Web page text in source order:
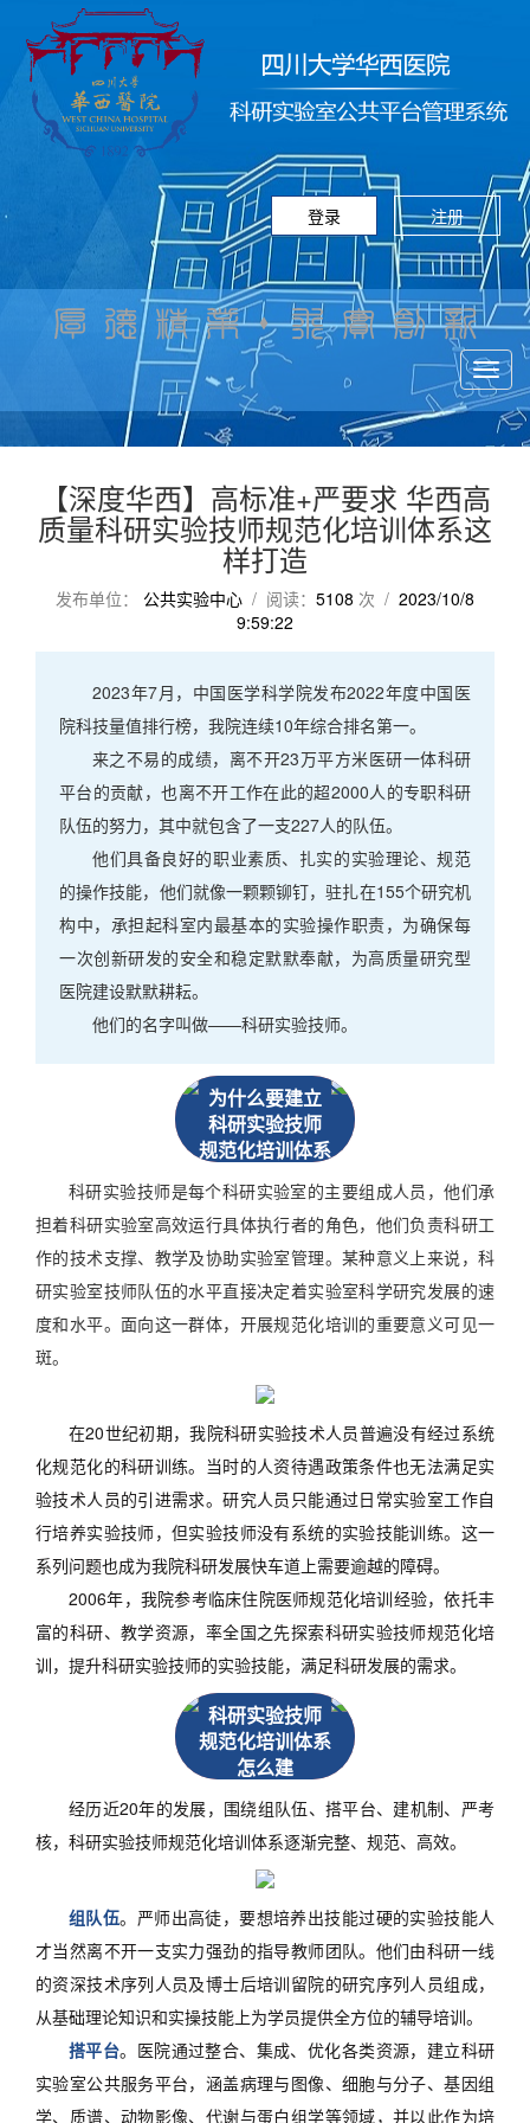
登录 注册
【深度华西】高标准+严要求 华西高
质量科研实验技师规范化培训体系这
样打造
发布单位： 公共实验中心 / 阅读： 5108 次 / 2023/10/8
9:59:22
2023年7月，中国医学科学院发布2022年度中国医
院科技量值排行榜，我院连续10年综合排名第一。
来之不易的成绩，离不开23万平方米医研一体科研
平台的贡献，也离不开工作在此的超2000人的专职科研
队伍的努力，其中就包含了一支227人的队伍。
他们具备良好的职业素质、扎实的实验理论、规范
的操作技能，他们就像一颗颗铆钉，驻扎在155个研究机
构中，承担起科室内最基本的实验操作职责，为确保每
一次创新研发的安全和稳定默默奉献，为高质量研究型
医院建设默默耕耘。
他们的名字叫做——科研实验技师。
为什么要建立
科研实验技师
规范化培训体系
科研实验技师是每个科研实验室的主要组成人员，他们承
担着科研实验室高效运行具体执行者的角色，他们负责科研工
作的技术支撑、教学及协助实验室管理。某种意义上来说，科
研实验室技师队伍的水平直接决定着实验室科学研究发展的速
度和水平。面向这一群体，开展规范化培训的重要意义可见一
斑。
在20世纪初期，我院科研实验技术人员普遍没有经过系统
化规范化的科研训练。当时的人资待遇政策条件也无法满足实
验技术人员的引进需求。研究人员只能通过日常实验室工作自
行培养实验技师，但实验技师没有系统的实验技能训练。这一
系列问题也成为我院科研发展快车道上需要逾越的障碍。
2006年，我院参考临床住院医师规范化培训经验，依托丰
富的科研、教学资源，率全国之先探索科研实验技师规范化培
训，提升科研实验技师的实验技能，满足科研发展的需求。
科研实验技师
规范化培训体系
怎么建
经历近20年的发展，围绕组队伍、搭平台、建机制、严考
核，科研实验技师规范化培训体系逐渐完整、规范、高效。
组队伍。严师出高徒，要想培养出技能过硬的实验技能人
才当然离不开一支实力强劲的指导教师团队。他们由科研一线
的资深技术序列人员及博士后培训留院的研究序列人员组成，
从基础理论知识和实操技能上为学员提供全方位的辅导培训。
搭平台。医院通过整合、集成、优化各类资源，建立科研
实验室公共服务平台，涵盖病理与图像、细胞与分子、基因组
学、质谱、动物影像、代谢与蛋白组学等领域，并以此作为培